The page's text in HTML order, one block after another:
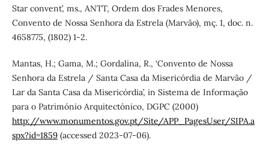
Star convent’, ms., ANTT, Ordem dos Frades Menores,
Convento de Nossa Senhora da Estrela (Marvão), mç. 1, doc. n.
4658775, (1802) 1-2.
Mantas, H.; Gama, M.; Gordalina, R., ‘Convento de Nossa
Senhora da Estrela / Santa Casa da Misericórdia de Marvão /
Lar da Santa Casa da Misericórdia’, in Sistema de Informação
para o Património Arquitectónico, DGPC (2000)
http://www.monumentos.gov.pt/Site/APP_PagesUser/SIPA.a
spx?id=1859(accessed 2023-07-06).